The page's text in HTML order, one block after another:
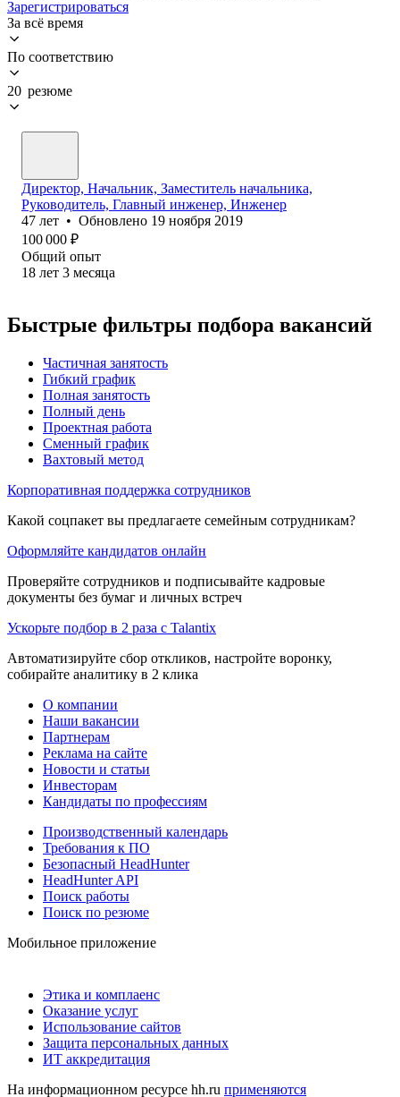
Зарегистрироваться
За всё время
По соответствию
20 резюме
Директор, Начальник, Заместитель начальника,
Руководитель, Главный инженер, Инженер
47 лет • Обновлено 19 ноября 2019
100 000 ₽
Общий опыт
18 лет 3 месяца
Быстрые фильтры подбора вакансий
Частичная занятость
Гибкий график
Полная занятость
Полный день
Проектная работа
Сменный график
Вахтовый метод
Корпоративная поддержка сотрудников
Какой соцпакет вы предлагаете семейным сотрудникам?
Оформляйте кандидатов онлайн
Проверяйте сотрудников и подписывайте кадровые
документы без бумаг и личных встреч
Ускорьте подбор в 2 раза с Talantix
Автоматизируйте сбор откликов, настройте воронку,
собирайте аналитику в 2 клика
О компании
Наши вакансии
Партнерам
Реклама на сайте
Новости и статьи
Инвесторам
Кандидаты по профессиям
Производственный календарь
Требования к ПО
Безопасный HeadHunter
HeadHunter API
Поиск работы
Поиск по резюме
Мобильное приложение
Этика и комплаенс
Оказание услуг
Использование сайтов
Защита персональных данных
ИТ аккредитация
На информационном ресурсе hh.ru применяются